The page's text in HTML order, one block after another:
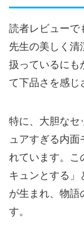
読者レビューで
先生の美しく清
扱っているにも
て下品さを感じ
特に、大胆なセ
ュアすぎる内
れています。こ
キュンとする」
が生まれ、物語
す。